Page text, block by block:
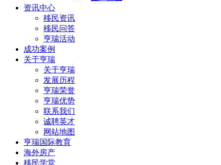
资讯中心
移民资讯
移民问答
亨瑞活动
成功案例
关于亨瑞
关于亨瑞
发展历程
亨瑞荣誉
亨瑞优势
联系我们
诚聘英才
网站地图
亨瑞国际教育
海外房产
移民学堂